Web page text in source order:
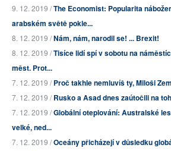
9. 12. 2019 /The Economist: Popularita
arabském světě pokle...
8. 12. 2019 /Nám, nám, narodil se! ... Brexit!
8. 12. 2019 /Tisíce lidí spí v sobotu na
měst. Prot...
7. 12. 2019 /Proč takhle nemluvíš ty, Miloši
7. 12. 2019 /Rusko a Asad dnes zaútočili na
7. 12. 2019 /Globální oteplování: Australské
velké, ned...
7. 12. 2019 /Oceány přicházejí v důsledku